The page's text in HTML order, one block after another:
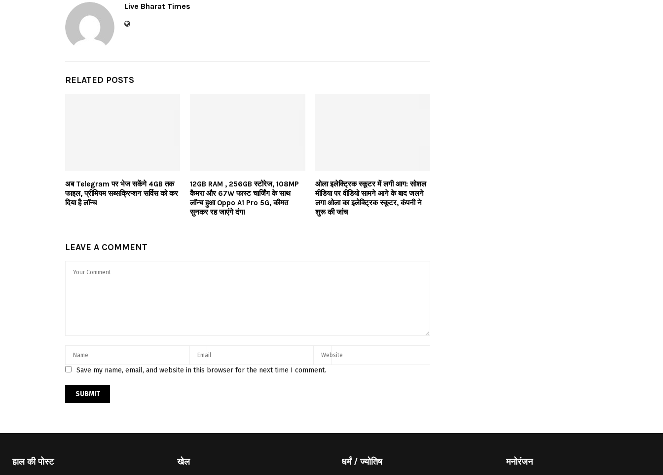
Live Bharat Times
RELATED POSTS
अब Telegram पर भेज सकेंगे 4GB तक
फाइल, प्रीमियम सब्सक्रिप्शन सर्विस को कर
दिया है लॉन्च
12GB RAM , 256GB स्टोरेज, 108MP
कैमरा और 67W फास्ट चार्जिंग के साथ
लॉन्च हुआ Oppo A1 Pro 5G, कीमत
सुनकर रह जाएंगे दंग!
ओला इलेक्ट्रिक स्कूटर में लगी आग: सोशल
मीडिया पर वीडियो सामने आने के बाद जलने
लगा ओला का इलेक्ट्रिक स्कूटर, कंपनी ने
शुरू की जांच
LEAVE A COMMENT
Save my name, email, and website in this browser for the next time I comment.
हाल की पोस्ट खेल धर्मं / ज्योतिष मनोरंजन